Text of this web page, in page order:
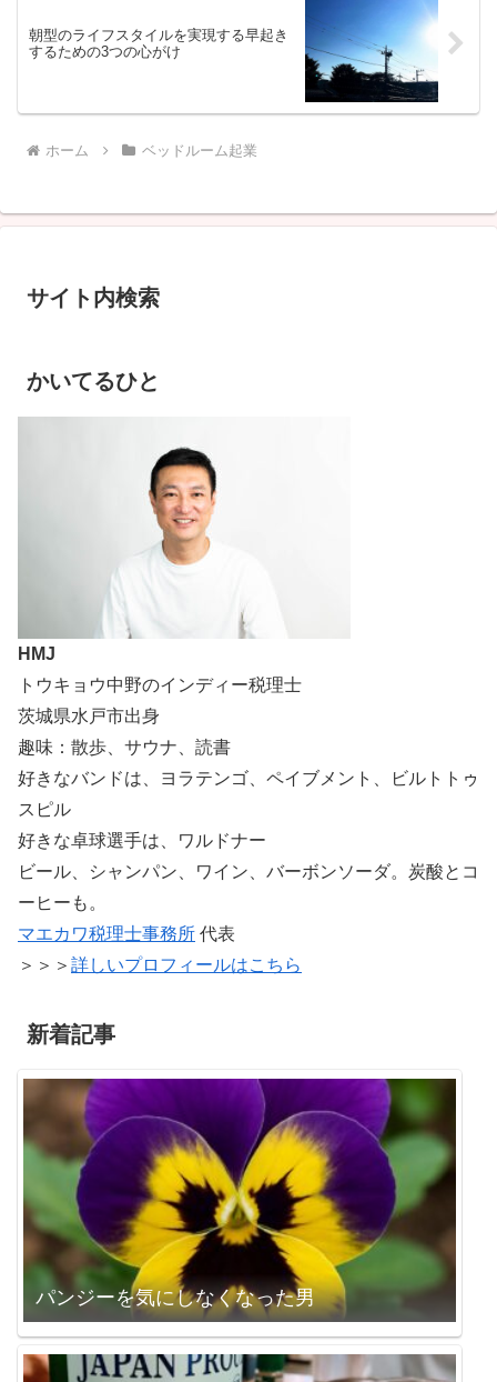
朝型のライフスタイルを実現する早起き
するための3つの心がけ
ホーム ベッドルーム起業
サイト内検索
かいてるひと
HMJ
トウキョウ中野のインディー税理士
茨城県水戸市出身
趣味：散歩、サウナ、読書
好きなバンドは、ヨラテンゴ、ペイブメント、ビルトトゥ
スピル
好きな卓球選手は、ワルドナー
ビール、シャンパン、ワイン、バーボンソーダ。炭酸とコ
ーヒーも。
マエカワ税理士事務所 代表
＞＞＞ 詳しいプロフィールはこちら
新着記事
パンジーを気にしなくなった男